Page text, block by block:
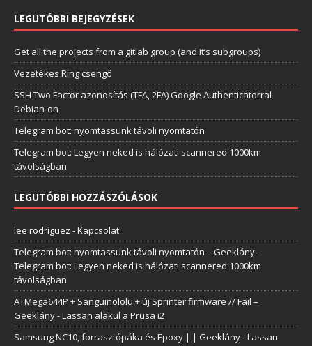
LEGUTÓBBI BEJEGYZÉSEK
Get all the projects from a gitlab group (and it’s subgroups)
Vezetékes Ring csengő
SSH Two Factor azonosítás (TFA, 2FA) Google Authenticatorral
Debian-on
Telegram bot: nyomtassunk távoli nyomtatón
Telegram bot: Legyen neked is hálózati scannered 1000km
távolságban
LEGUTÓBBI HOZZÁSZÓLÁSOK
lee rodriguez -Kapcsolat
Telegram bot: nyomtassunk távoli nyomtatón – Geeklány-
Telegram bot: Legyen neked is hálózati scannered 1000km
távolságban
ATMega644P + Sanguinololu + új Sprinter firmware // Fail –
Geeklány-Lassan alakul a Prusa i2
Samsung NC10, forrasztópáka és Epoxy | | Geeklány-Lassan